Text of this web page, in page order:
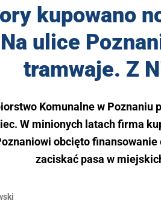
kupowano
ulice
tramwaje. Z
Komunalne w Poznaniu
W minionych latach firma
obcięto finansowanie
zaciskać pasa w